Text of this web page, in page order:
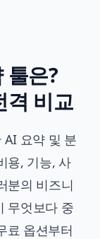
툴은?
격 비교
AI 요약 및 분
용, 기능, 사
분의 비즈니
무엇보다 중
료 옵션부터